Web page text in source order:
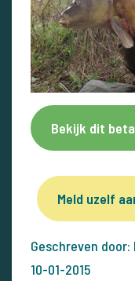
Bekijk dit
Meld uzelf
Geschreven door:
10-01-2015